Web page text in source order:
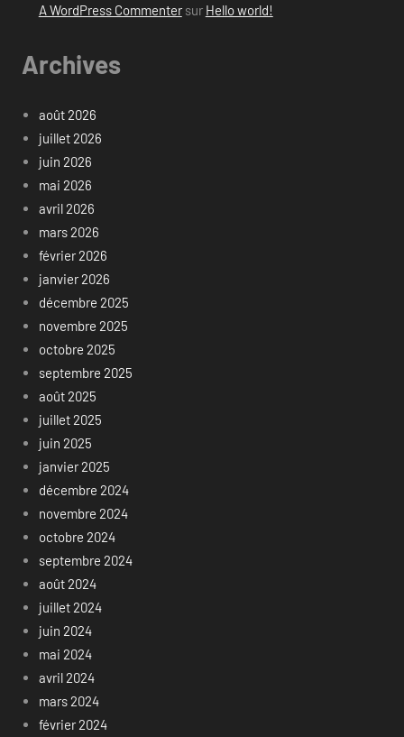
A WordPress Commentersur Hello world!
Archives
août 2026
juillet 2026
juin 2026
mai 2026
avril 2026
mars 2026
février 2026
janvier 2026
décembre 2025
novembre 2025
octobre 2025
septembre 2025
août 2025
juillet 2025
juin 2025
janvier 2025
décembre 2024
novembre 2024
octobre 2024
septembre 2024
août 2024
juillet 2024
juin 2024
mai 2024
avril 2024
mars 2024
février 2024